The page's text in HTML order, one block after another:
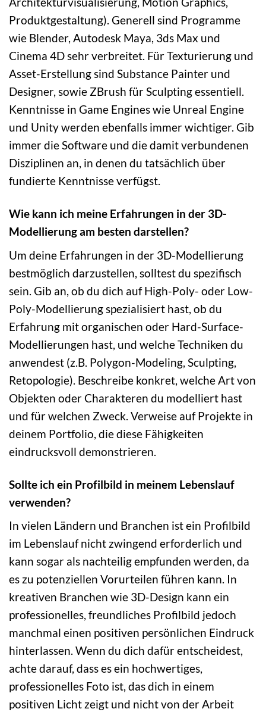
Produktgestaltung). Generell sind Programme
wie Blender, Autodesk Maya, 3ds Max und
Cinema 4D sehr verbreitet. Für Texturierung und
Asset-Erstellung sind Substance Painter und
Designer, sowie ZBrush für Sculpting essentiell.
Kenntnisse in Game Engines wie Unreal Engine
und Unity werden ebenfalls immer wichtiger. Gib
immer die Software und die damit verbundenen
Disziplinen an, in denen du tatsächlich über
fundierte Kenntnisse verfügst.
Wie kann ich meine Erfahrungen in der 3D-
Modellierung am besten darstellen?
Um deine Erfahrungen in der 3D-Modellierung
bestmöglich darzustellen, solltest du spezifisch
sein. Gib an, ob du dich auf High-Poly- oder Low-
Poly-Modellierung spezialisiert hast, ob du
Erfahrung mit organischen oder Hard-Surface-
Modellierungen hast, und welche Techniken du
anwendest (z.B. Polygon-Modeling, Sculpting,
Retopologie). Beschreibe konkret, welche Art von
Objekten oder Charakteren du modelliert hast
und für welchen Zweck. Verweise auf Projekte in
deinem Portfolio, die diese Fähigkeiten
eindrucksvoll demonstrieren.
Sollte ich ein Profilbild in meinem Lebenslauf
verwenden?
In vielen Ländern und Branchen ist ein Profilbild
im Lebenslauf nicht zwingend erforderlich und
kann sogar als nachteilig empfunden werden, da
es zu potenziellen Vorurteilen führen kann. In
kreativen Branchen wie 3D-Design kann ein
professionelles, freundliches Profilbild jedoch
manchmal einen positiven persönlichen Eindruck
hinterlassen. Wenn du dich dafür entscheidest,
achte darauf, dass es ein hochwertiges,
professionelles Foto ist, das dich in einem
positiven Licht zeigt und nicht von der Arbeit